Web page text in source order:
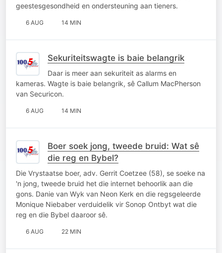
geestesgesondheid en ondersteuning aan tieners.
6 AUG 14 MIN
Sekuriteitswagte is baie belangrik
Daar is meer aan sekuriteit as alarms en
kameras. Wagte is baie belangrik, sê Callum MacPherson
van Securicon.
6 AUG 14 MIN
Boer soek jong, tweede bruid: Wat sê
die reg en Bybel?
Die Vrystaatse boer, adv. Gerrit Coetzee (58), se soeke na
'n jong, tweede bruid het die internet behoorlik aan die
gons. Danie van Wyk van Neon Kerk en die regsgeleerde
Monique Niebaber verduidelik vir Sonop Ontbyt wat die
reg en die Bybel daaroor sê.
6 AUG 22 MIN